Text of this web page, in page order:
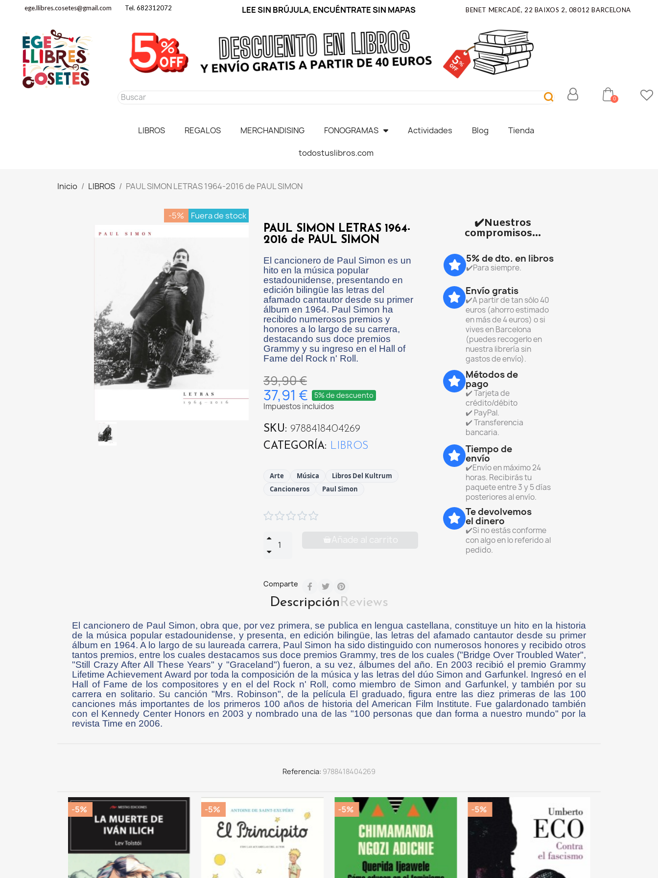
ege.llibres.cosetes@gmail.com Tel. 682312072 LEE SIN BRÚJULA, ENCUÉNTRATE SIN MAPAS BENET MERCADÉ, 22 BAIXOS 2, 08012 BARCELONA
LIBROS REGALOS MERCHANDISING FONOGRAMAS Actividades Blog Tienda
todostuslibros.com
Inicio LIBROS PAUL SIMON LETRAS 1964-2016 de PAUL SIMON
-5% Fuera de stock
PAUL SIMON LETRAS 1964-
2016 de PAUL SIMON
El cancionero de Paul Simon es un
hito en la música popular
estadounidense, presentando en
edición bilingüe las letras del
afamado cantautor desde su primer
álbum en 1964. Paul Simon ha
recibido numerosos premios y
honores a lo largo de su carrera,
destacando sus doce premios
Grammy y su ingreso en el Hall of
Fame del Rock n' Roll.
39,90 €
37,91 € 5% de descuento
Impuestos incluidos
SKU
9788418404269
CATEGORÍA
LIBROS
Arte Música
Libros Del Kultrum
Cancioneros
Paul Simon

Añade al carrito
Comparte
✔️Nuestros
compromisos...
5% de dto. en libros
✔️Para siempre.
Envío gratis
✔️A partir de tan sólo 40
euros (ahorro estimado
en más de 4 euros) o si
vives en Barcelona
(puedes recogerlo en
nuestra librería sin
gastos de envío).
Métodos de
pago
✔️ Tarjeta de
crédito/débito
✔️ PayPal.
✔️ Transferencia
bancaria.
Tiempo de
envío
✔️Envío en máximo 24
horas. Recibirás tu
paquete entre 3 y 5 días
posteriores al envío.
Te devolvemos
el dinero
✔️Si no estás conforme
con algo en lo referido al
pedido.
DescripciónReviews
El cancionero de Paul Simon, obra que, por vez primera, se publica en lengua castellana, constituye un hito en la historia
de la música popular estadounidense, y presenta, en edición bilingüe, las letras del afamado cantautor desde su primer
álbum en 1964. A lo largo de su laureada carrera, Paul Simon ha sido distinguido con numerosos honores y recibido otros
tantos premios, entre los cuales destacamos sus doce premios Grammy, tres de los cuales ("Bridge Over Troubled Water",
"Still Crazy After All These Years" y "Graceland") fueron, a su vez, álbumes del año. En 2003 recibió el premio Grammy
Lifetime Achievement Award por toda la composición de la música y las letras del dúo Simon and Garfunkel. Ingresó en el
Hall of Fame de los compositores y en el del Rock n' Roll, como miembro de Simon and Garfunkel, y también por su
carrera en solitario. Su canción "Mrs. Robinson", de la película El graduado, figura entre las diez primeras de las 100
canciones más importantes de los primeros 100 años de historia del American Film Institute. Fue galardonado también
con el Kennedy Center Honors en 2003 y nombrado una de las "100 personas que dan forma a nuestro mundo" por la
revista Time en 2006.
Referencia 9788418404269
-5% -5% -5% -5%